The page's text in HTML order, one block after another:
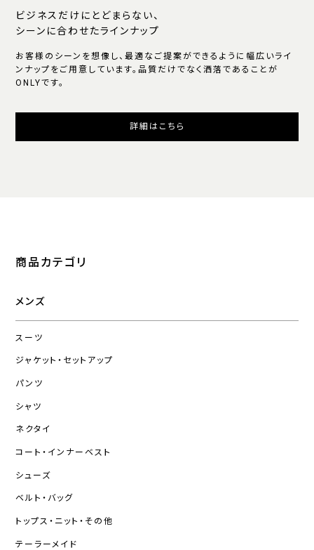
ビジネスだけにとどまらない、
シーンに合わせたラインナップ
お客様のシーンを想像し、最適なご提案ができるように幅広いライ
ンナップをご用意しています。品質だけでなく洒落であることが
ONLYです。
詳細はこちら
商品カテゴリ
メンズ
スーツ
ジャケット・セットアップ
パンツ
シャツ
ネクタイ
コート・インナーベスト
シューズ
ベルト・バッグ
トップス・ニット・その他
テーラーメイド